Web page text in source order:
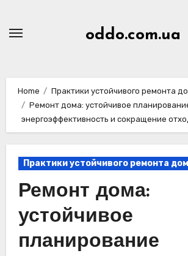
oddo.com.ua
Home
Практики устойчивого ремонта
Ремонт дома: устойчивое
энергоэффективность и сокращение
Практики устойчивого ремонта
Ремонт дома:
устойчивое
планирование